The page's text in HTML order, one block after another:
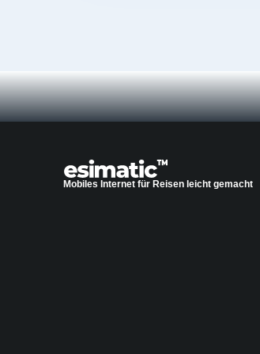
Mobiles Internet für Reisen leicht gemacht